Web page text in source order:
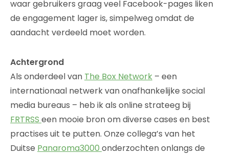
waar gebruikers graag veel Facebook-pages liken
de engagement lager is, simpelweg omdat de
aandacht verdeeld moet worden.
Achtergrond
Als onderdeel van The Box Network – een
internationaal netwerk van onafhankelijke social
media bureaus – heb ik als online strateeg bij
FRTRSS een mooie bron om diverse cases en best
practises uit te putten. Onze collega’s van het
Duitse Panaroma3000 onderzochten onlangs de